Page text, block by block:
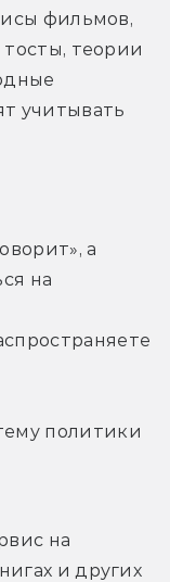
фильмов,
теории
учитывать
а
на
политики
на
и других